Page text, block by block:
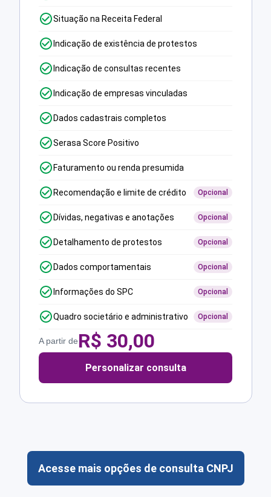
Situação na Receita Federal
Indicação de existência de protestos
Indicação de consultas recentes
Indicação de empresas vinculadas
Dados cadastrais completos
Serasa Score Positivo
Faturamento ou renda presumida
Recomendação e limite de crédito Opcional
Dívidas, negativas e anotações Opcional
Detalhamento de protestos Opcional
Dados comportamentais Opcional
Informações do SPC Opcional
Quadro societário e administrativo Opcional
A partir deR$ 30,00
Personalizar consulta
Acesse mais opções de consulta CNPJ